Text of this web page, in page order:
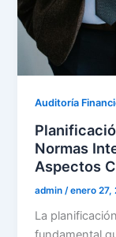
Auditoría
Normas
Aspectos
admin /enero 27,
La